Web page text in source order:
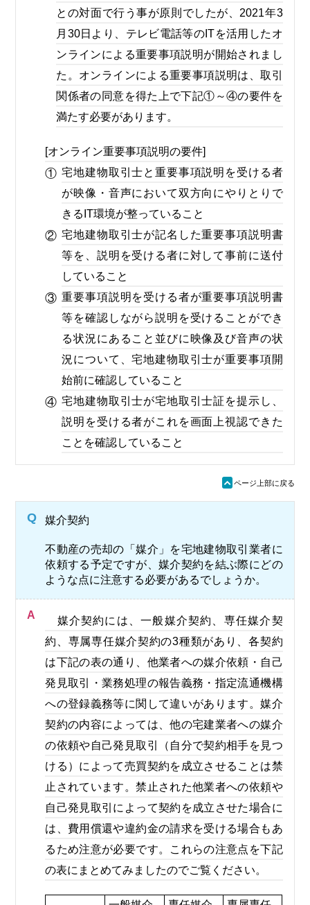
との対面で行う事が原則でしたが、2021年3
月30日より、テレビ電話等のITを活用したオ
ンラインによる重要事項説明が開始されまし
た。オンラインによる重要事項説明は、取引
関係者の同意を得た上で下記①～④の要件を
満たす必要があります。
[オンライン重要事項説明の要件]
① 宅地建物取引士と重要事項説明を受ける者
が映像・音声において双方向にやりとりで
きるIT環境が整っていること
② 宅地建物取引士が記名した重要事項説明書
等を、説明を受ける者に対して事前に送付
していること
③ 重要事項説明を受ける者が重要事項説明書
等を確認しながら説明を受けることができ
る状況にあること並びに映像及び音声の状
況について、宅地建物取引士が重要事項開
始前に確認していること
④ 宅地建物取引士が宅地取引士証を提示し、
説明を受ける者がこれを画面上視認できた
ことを確認していること
ü ページ上部に戻る
Q 媒介契約
不動産の売却の「媒介」を宅地建物取引業者に
依頼する予定ですが、媒介契約を結ぶ際にどの
ような点に注意する必要があるでしょうか。
A
媒介契約には、一般媒介契約、専任媒介契
約、専属専任媒介契約の3種類があり、各契約
は下記の表の通り、他業者への媒介依頼・自己
発見取引・業務処理の報告義務・指定流通機構
への登録義務等に関して違いがあります。媒介
契約の内容によっては、他の宅建業者への媒介
の依頼や自己発見取引（自分で契約相手を見つ
ける）によって売買契約を成立させることは禁
止されています。禁止された他業者への依頼や
自己発見取引によって契約を成立させた場合に
は、費用償還や違約金の請求を受ける場合もあ
るため注意が必要です。これらの注意点を下記
の表にまとめてみましたのでご覧ください。